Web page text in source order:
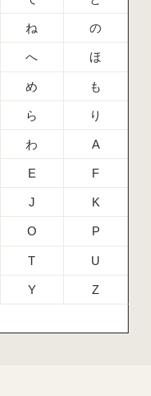
ね の
へ ほ
め も
ら り
わ A
E F
J K
O P
T U
Y Z